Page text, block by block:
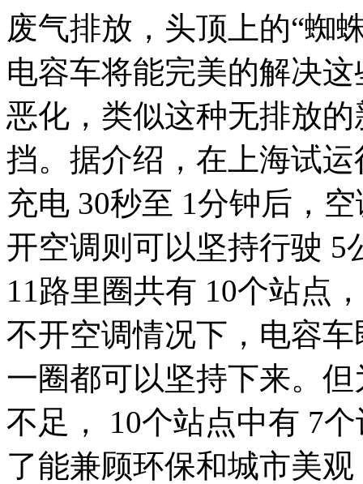
废气排放，头顶上的“蜘
电容车将能完美的解决
恶化，类似这种无排放
挡。据介绍，在上海试
充电 30秒至 1分钟后，
开空调则可以坚持行驶 5
11路里圈共有 10个站点
不开空调情况下，电容
一圈都可以坚持下来。
不足， 10个站点中有 7
了能兼顾环保和城市美